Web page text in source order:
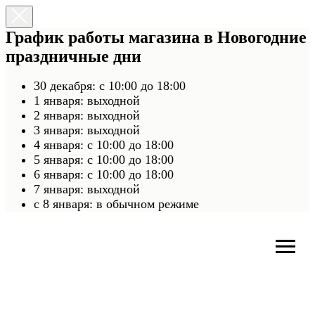
График работы магазина в Новогодние
праздничные дни
30 декабря: с 10:00 до 18:00
1 января: выходной
2 января: выходной
3 января: выходной
4 января: с 10:00 до 18:00
5 января: с 10:00 до 18:00
6 января: с 10:00 до 18:00
7 января: выходной
c 8 января: в обычном режиме